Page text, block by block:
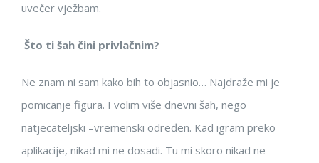
uvečer vježbam.
Što ti šah čini privlačnim?
Ne znam ni sam kako bih to objasnio… Najdraže mi je
pomicanje figura. I volim više dnevni šah, nego
natjecateljski –vremenski određen. Kad igram preko
aplikacije, nikad mi ne dosadi. Tu mi skoro nikad ne